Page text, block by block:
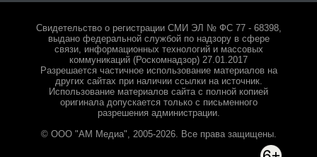
Свидетельство о регистрации СМИ ЭЛ № ФС 77 - 68398,
выдано федеральной службой по надзору в сфере
связи, информационных технологий и массовых
коммуникаций (Роскомнадзор) 27.01.2017
Разрешается частичное использование материалов на
других сайтах при наличии ссылки на источник.
Использование материалов сайта с полной копией
оригинала допускается только с письменного
разрешения администрации.
© ООО "АМ Медиа", 2005-2026. Все права защищены.